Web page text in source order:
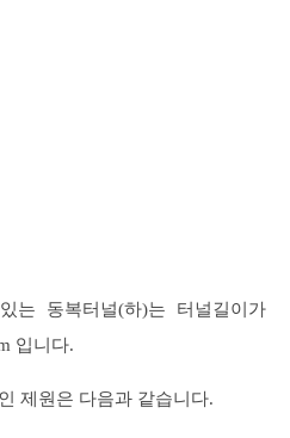
는 동복터널(하)는 터널길이가
입니다.
제원은 다음과 같습니다.